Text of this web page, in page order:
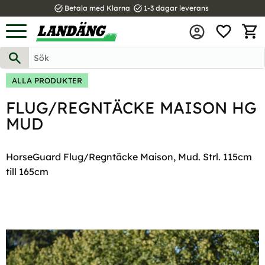
Meny
task_alt Betala med Klarna task_alt 1-3 dagar leverans
ALLA PRODUKTER
FLUG/REGNTÄCKE MAISON HG
MUD
HorseGuard Flug/Regntäcke Maison, Mud. Strl. 115cm
till 165cm